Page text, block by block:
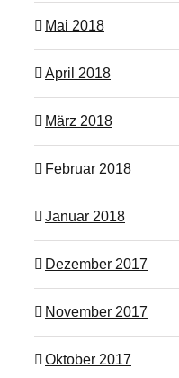
Mai 2018
April 2018
März 2018
Februar 2018
Januar 2018
Dezember 2017
November 2017
Oktober 2017